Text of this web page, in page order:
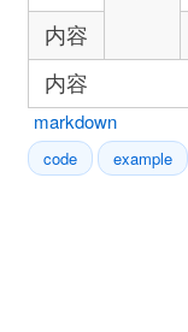
内容
内容
markdown
code example